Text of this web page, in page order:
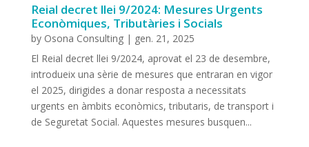
Reial decret llei 9/2024: Mesures Urgents
Econòmiques, Tributàries i Socials
by Osona Consulting| gen. 21, 2025
El Reial decret llei 9/2024, aprovat el 23 de desembre,
introdueix una sèrie de mesures que entraran en vigor
el 2025, dirigides a donar resposta a necessitats
urgents en àmbits econòmics, tributaris, de transport i
de Seguretat Social. Aquestes mesures busquen...